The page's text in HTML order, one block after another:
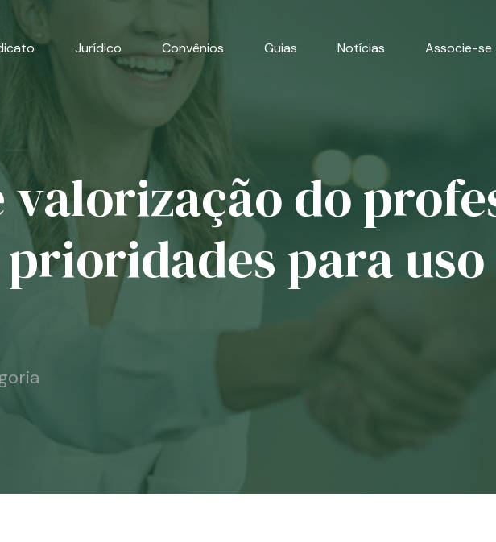
Jurídico Convênios Guias Notícias Associe-se
valorização do
para uso